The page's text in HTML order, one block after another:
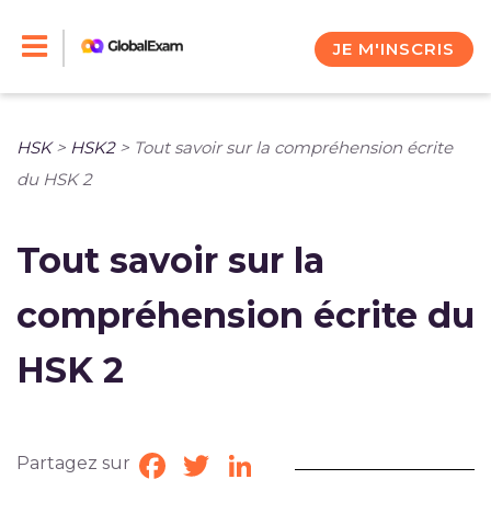
JE M'INSCRIS
HSK> HSK2> Tout savoir sur la compréhension écrite
du HSK 2
Tout savoir sur la
compréhension écrite du
HSK 2
Partagez sur Facebook
TwitterLinkedIn